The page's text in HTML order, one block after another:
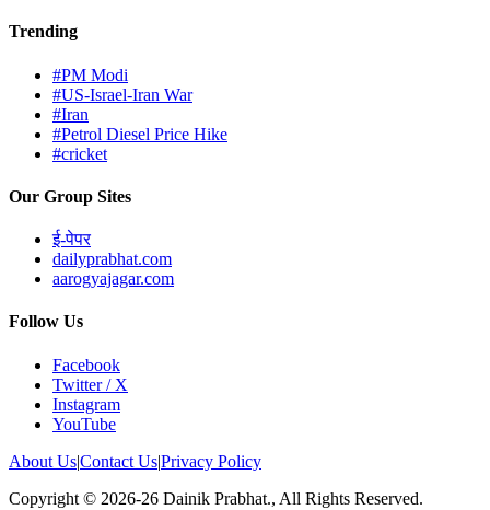
Trending
#PM Modi
#US-Israel-Iran War
#Iran
#Petrol Diesel Price Hike
#cricket
Our Group Sites
ई-पेपर
dailyprabhat.com
aarogyajagar.com
Follow Us
Facebook
Twitter / X
Instagram
YouTube
About Us|Contact Us|Privacy Policy
Copyright © 2026-26 Dainik Prabhat., All Rights Reserved.